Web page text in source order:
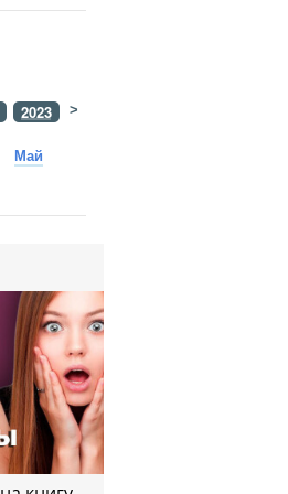
2023 2022
>
Май